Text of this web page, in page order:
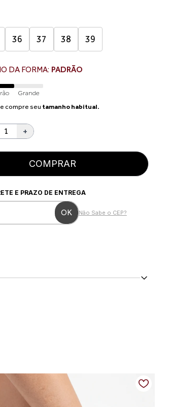
36 37 38 39
DA FORMA: PADRÃO
Grande
compre seu tamanho habitual.
+
COMPRAR
E PRAZO DE ENTREGA
Não Sabe o CEP?